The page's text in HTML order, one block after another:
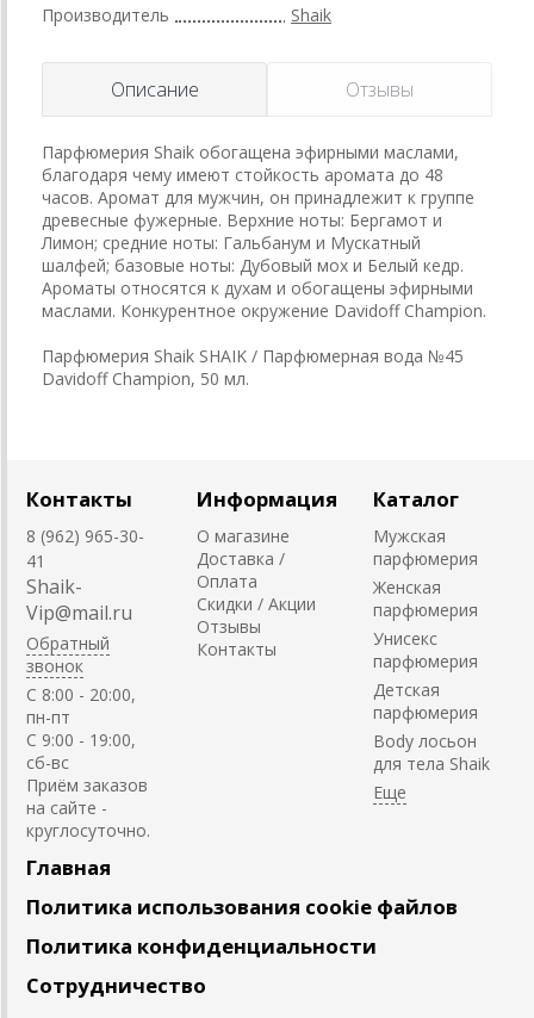
Производитель Shaik
Описание Отзывы
Парфюмерия Shaik обогащена эфирными маслами,
благодаря чему имеют стойкость аромата до 48
часов. Аромат для мужчин, он принадлежит к группе
древесные фужерные. Верхние ноты: Бергамот и
Лимон; средние ноты: Гальбанум и Мускатный
шалфей; базовые ноты: Дубовый мох и Белый кедр.
Ароматы относятся к духам и обогащены эфирными
маслами. Конкурентное окружение Davidoff Champion.
Парфюмерия Shaik SHAIK / Парфюмерная вода №45
Davidoff Champion, 50 мл.
Контакты
8 (962) 965-30-
41
Shaik-
Vip@mail.ru
Обратный
звонок
C 8:00 - 20:00,
пн-пт
С 9:00 - 19:00,
сб-вс
Приём заказов
на сайте -
круглосуточно.
Информация
О магазине
Доставка /
Оплата
Скидки / Акции
Отзывы
Контакты
Каталог
Мужская
парфюмерия
Женская
парфюмерия
Унисекс
парфюмерия
Детская
парфюмерия
Body лосьон
для тела Shaik
Главная
Политика использования cookie файлов
Политика конфиденциальности
Сотрудничество